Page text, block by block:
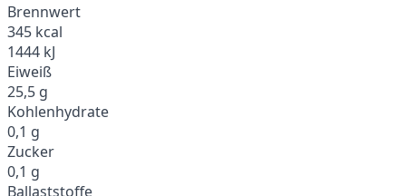
Brennwert
345 kcal
1444 kJ
Eiweiß
25,5 g
Kohlenhydrate
0,1 g
Zucker
0,1 g
Ballaststoffe